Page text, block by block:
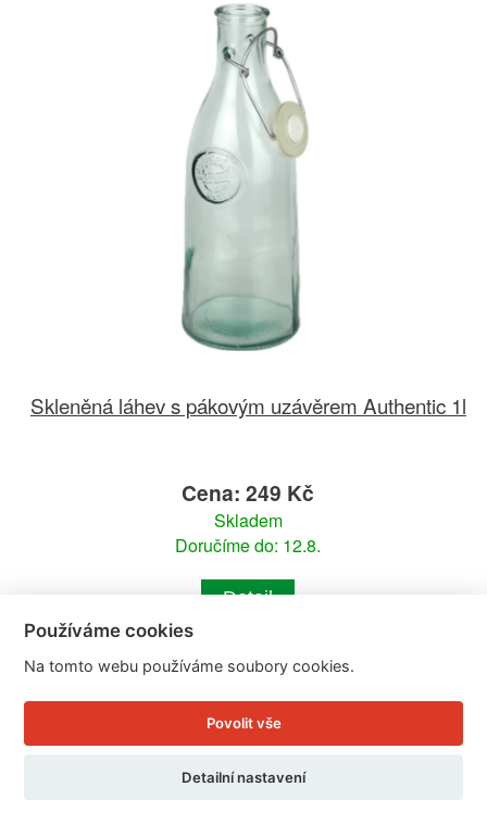
Skleněná láhev s pákovým uzávěrem Authentic 1l
Cena: 249 Kč
Skladem
Doručíme do: 12.8.
Detail
Používáme cookies
Na tomto webu používáme soubory cookies.
Povolit vše
Detailní nastavení